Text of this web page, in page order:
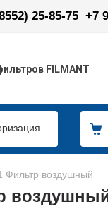
25-85-75 +7
FILMANT
Фильтр воздушный